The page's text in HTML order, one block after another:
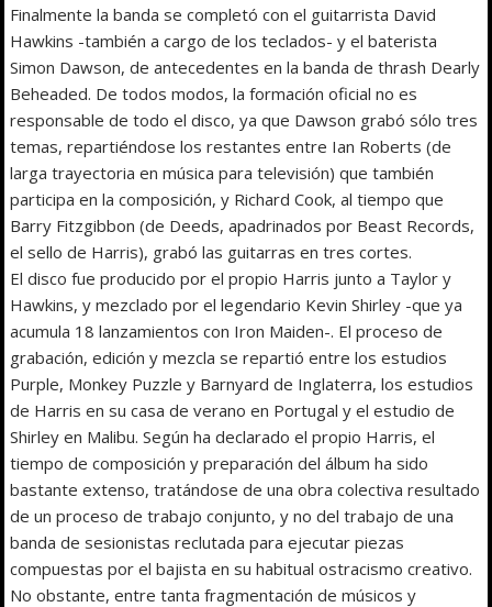
Finalmente la banda se completó con el guitarrista David
Hawkins -también a cargo de los teclados- y el baterista
Simon Dawson, de antecedentes en la banda de thrash Dearly
Beheaded. De todos modos, la formación oficial no es
responsable de todo el disco, ya que Dawson grabó sólo tres
temas, repartiéndose los restantes entre Ian Roberts (de
larga trayectoria en música para televisión) que también
participa en la composición, y Richard Cook, al tiempo que
Barry Fitzgibbon (de Deeds, apadrinados por Beast Records,
el sello de Harris), grabó las guitarras en tres cortes.
El disco fue producido por el propio Harris junto a Taylor y
Hawkins, y mezclado por el legendario Kevin Shirley -que ya
acumula 18 lanzamientos con Iron Maiden-. El proceso de
grabación, edición y mezcla se repartió entre los estudios
Purple, Monkey Puzzle y Barnyard de Inglaterra, los estudios
de Harris en su casa de verano en Portugal y el estudio de
Shirley en Malibu. Según ha declarado el propio Harris, el
tiempo de composición y preparación del álbum ha sido
bastante extenso, tratándose de una obra colectiva resultado
de un proceso de trabajo conjunto, y no del trabajo de una
banda de sesionistas reclutada para ejecutar piezas
compuestas por el bajista en su habitual ostracismo creativo.
No obstante, entre tanta fragmentación de músicos y